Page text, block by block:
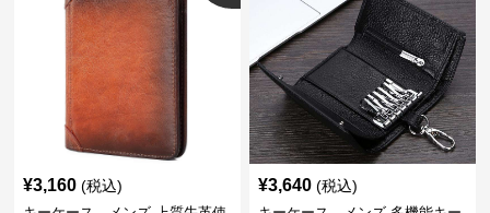
¥3,160 (税込) ¥3,640 (税込)